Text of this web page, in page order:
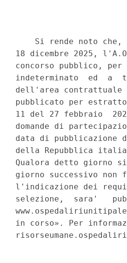
Si rende noto che,
18 dicembre 2025,
concorso pubblico,
indeterminato  ed  a
dell'area contrattuale
pubblicato per
11 del 27 febbraio
domande di
data di pubblicazione
della Repubblica
Qualora detto giorno
giorno successivo
l'indicazione dei
selezione,  sara'
in corso». Per